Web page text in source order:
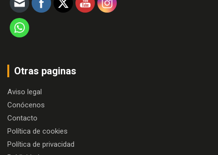
Otras paginas
Aviso legal
Conócenos
Contacto
Política de cookies
Política de privacidad